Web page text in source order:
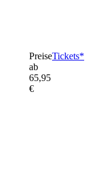
Preise
ab
65,95
€
Tickets*